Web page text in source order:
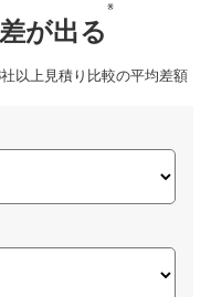
差が出る
※
以上見積り比較の平均差額